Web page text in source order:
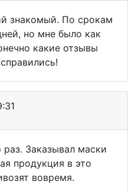
знакомый. По срокам
но мне было как
какие отзывы
Заказывал маски
продукция в это
вовремя.